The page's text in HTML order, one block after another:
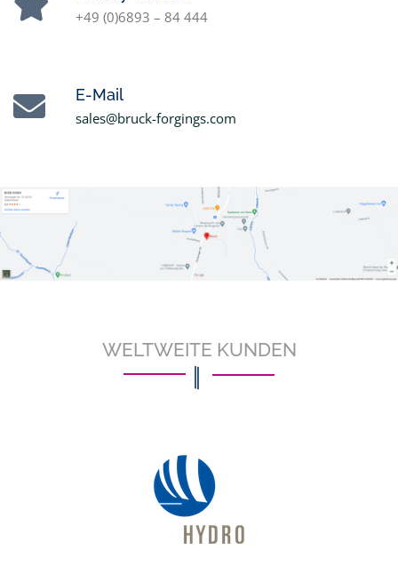
+49 (0)6893 – 84 444
E-Mail
sales@bruck-forgings.com
WELTWEITE KUNDEN